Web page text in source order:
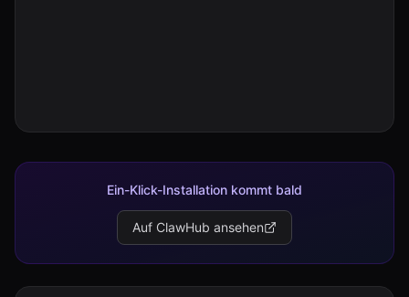
Ein-Klick-Installation kommt bald
Auf ClawHub ansehen